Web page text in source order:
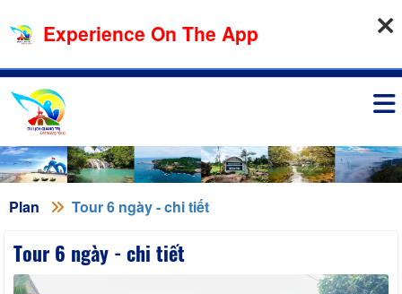
08-08-2026, 06:58:09
Plan Tour 6 ngày - chi tiết
Tour 6 ngày - chi tiết
Experience On The App